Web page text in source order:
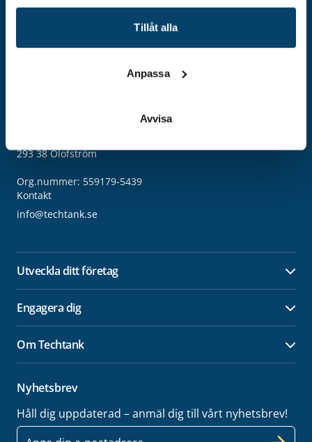
Tillåt alla
Anpassa
Avvisa
293 38 Olofström
Org.nummer: 559179-5439
Kontakt
info@techtank.se
Utveckla ditt företag
Engagera dig
Om Techtank
Nyhetsbrev
Håll dig uppdaterad – anmäl dig till vårt nyhetsbrev!
E-